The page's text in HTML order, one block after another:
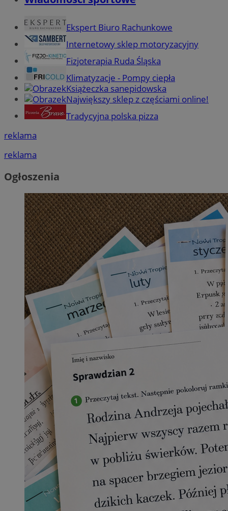
Ekspert Biuro Rachunkowe
Internetowy sklep motoryzacyjny
Fizjoterapia Ruda Śląska
Klimatyzacje - Pompy ciepła
Książeczka sanepidowska
Największy sklep z częściami online!
Tradycyjna polska pizza
reklama
reklama
Ogłoszenia